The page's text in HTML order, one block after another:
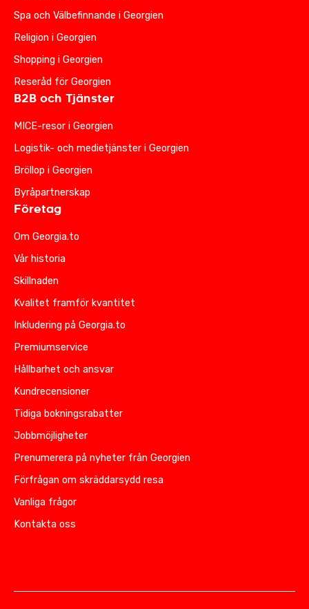
Spa och Välbefinnande i Georgien
Religion i Georgien
Shopping i Georgien
Reseråd för Georgien
B2B och Tjänster
MICE-resor i Georgien
Logistik- och medietjänster i Georgien
Bröllop i Georgien
Byråpartnerskap
Företag
Om Georgia.to
Vår historia
Skillnaden
Kvalitet framför kvantitet
Inkludering på Georgia.to
Premiumservice
Hållbarhet och ansvar
Kundrecensioner
Tidiga bokningsrabatter
Jobbmöjligheter
Prenumerera på nyheter från Georgien
Förfrågan om skräddarsydd resa
Vanliga frågor
Kontakta oss